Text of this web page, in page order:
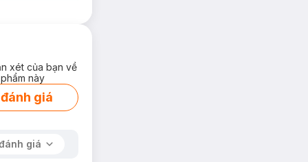
kém thẩm
& đậm màu
xét của bạn về
này
giá
giá